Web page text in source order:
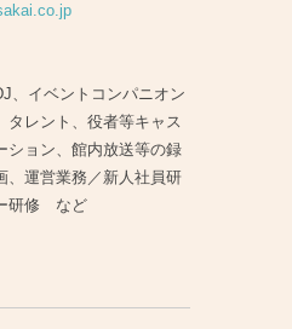
、イベントコンパニオン
タレント、役者等キャス
ション、館内放送等の録
、運営業務／新人社員研
研修 など